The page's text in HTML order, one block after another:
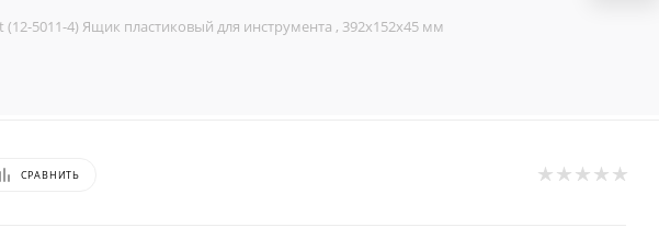
(12-5011-4) Ящик пластиковый для инструмента , 392х152х45 мм
СРАВНИТЬ